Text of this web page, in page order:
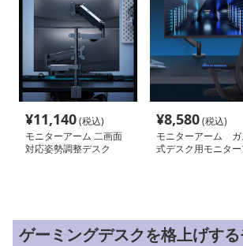
¥11,140(税込)
モニターアーム 二画面
対応姿勢調整デスク
¥8,580(税込)
モニターアーム ガ
式デスク用モニタ
ゲーミングデスクを格上げす